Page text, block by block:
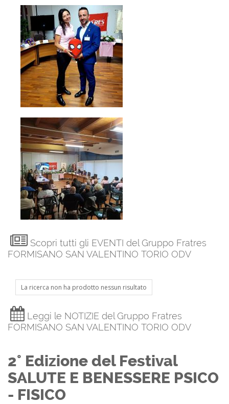
Scopri tutti gli EVENTI del Gruppo Fratres
FORMISANO SAN VALENTINO TORIO ODV
La ricerca non ha prodotto nessun risultato
Leggi le NOTIZIE del Gruppo Fratres
FORMISANO SAN VALENTINO TORIO ODV
2° Edizione del Festival
SALUTE E BENESSERE PSICO
- FISICO